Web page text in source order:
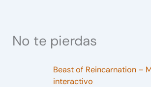
No te pierdas
Beast of Reincarnation –
interactivo